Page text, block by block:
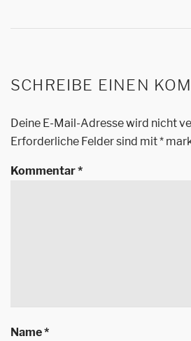
SCHREIBE EINEN
Deine E-Mail-Adresse wird nicht
Erforderliche Felder sind mit*
Kommentar*
Name*